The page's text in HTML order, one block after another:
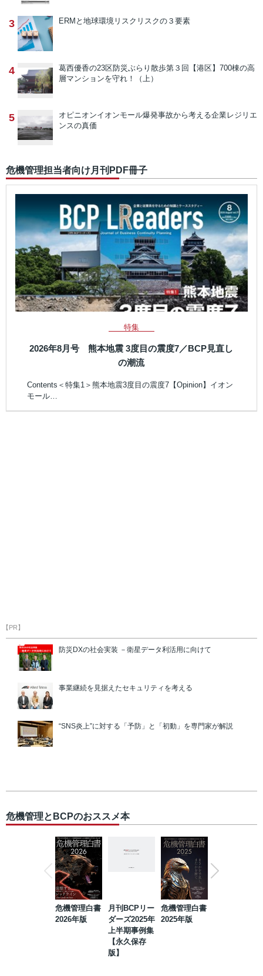
3 ERMと地球環境リスク リスクの３要素
4 葛西優香の23区防災ぶらり散歩第３回【港区】700棟の高
層マンションを守れ！（上）
5 オピニオンイオンモール爆発事故から考える企業レジリエ
ンスの真価
危機管理担当者向け月刊PDF冊子
特集
2026年8月号 熊本地震 3度目の震度7／BCP見直し
の潮流
Contents＜特集1＞熊本地震3度目の震度7【Opinion】イオン
モール…
【PR】
防災DXの社会実装 －衛星データ利活用に向けて
事業継続を見据えたセキュリティを考える
“SNS炎上”に対する「予防」と「初動」を専門家が解説
危機管理とBCPのおススメ本
危機管理白書
2026年版
月刊BCPリー
ダーズ2025年
上半期事例集
【永久保存
版】
危機管理白書
2025年版